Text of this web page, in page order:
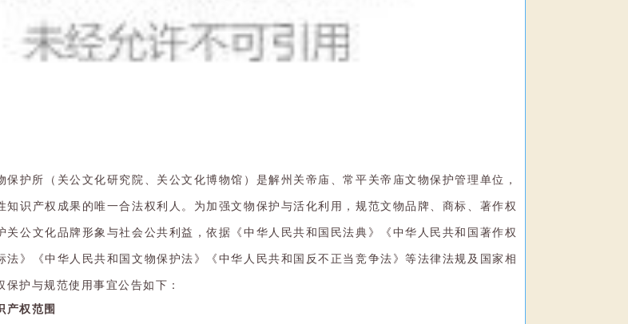
保护所（关公文化研究院、关公文化博物馆）是解州关帝庙、常平关帝庙文物保护管理单位，
知识产权成果的唯一合法权利人。为加强文物保护与活化利用，规范文物品牌、商标、著作权
关公文化品牌形象与社会公共利益，依据《中华人民共和国民法典》《中华人民共和国著作权
法》《中华人民共和国文物保护法》《中华人民共和国反不正当竞争法》等法律法规及国家相
护与规范使用事宜公告如下：
产权范围